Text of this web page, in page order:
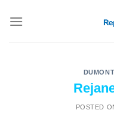
DUMONT
POSTED